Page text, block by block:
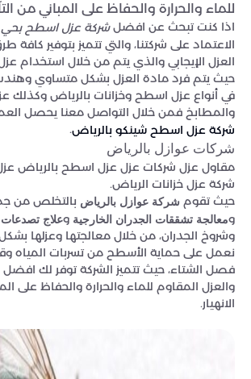
للماء والحرارة والحفاظ على المباني من
اذا كنت تبحث عن افضلشركة عزل اسطح بحي
الاعتماد على شركتنا، والتي تتميز بتوفير كافة
العزل الإيجابي والذي يتم من خلال استخدام
حيث يتم فرد مادة العزل بشكل متساوي
في أنواع عزل اسطح وخزانات بالرياض وكذلك
والمطابخ فمن خلال التواصل معنا يحصل
شركة عزل اسطح شينكو بالرياض.
شركات عوازل بالرياض
مقاول عزل شركات عزل عزل اسطح بالرياض
شركة عزل خزانات الرياض.
حيث تقوم شركة عوازل بالرياض بالتخلص من
ومعالجة تشققات الجدران الخارجية وعلاج تصدعات
وشروخ الجدران، من خلال معالجتها وعزلها بشكل
نعمل على حماية الأسطح من تسربات المياه
فصل الشتاء، حيث تتميز الشركة توفر لك افضل
والعزل المقاوم للماء والحرارة والحفاظ على
الانهيار.